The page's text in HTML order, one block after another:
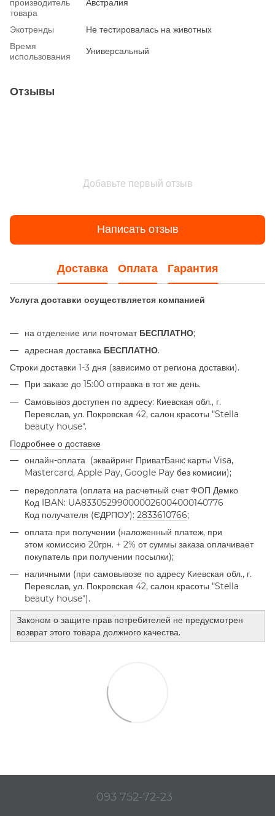
товара
Экотренды
Не тестировалась на животных
Время
использования
Универсальный
Отзывы
Добавьте первый отзыв
Написать отзыв
Доставка Оплата Гарантия
Услуга доставки осуществляется компанией
на отделение или почтомат БЕСПЛАТНО;
адресная доставка БЕСПЛАТНО.
Строки доставки 1-3 дня (зависимо от региона доставки).
При заказе до 15:00 отправка в тот же день.
Самовывоз доступен по адресу: Киевская обл., г.
Переяслав, ул. Покровская 42, салон красоты "Stella
beauty house".
Подробнее о доставке
онлайн-оплата (эквайринг ПриватБанк: карты Visa,
Mastercard, Apple Pay, Google Pay без комисии);
передоплата (оплата на расчетный счет ФОП Демко
Код IBAN: UA833052990000026004000140776
Код получателя (ЄДРПОУ): 2833610766;
оплата при получении (наложенный платеж, при
этом комиссию 20грн. + 2% от суммы заказа оплачивает
покупатель при получении посылки);
наличными (при самовывозе по адресу Киевская обл., г.
Переяслав, ул. Покровская 42, салон красоты "Stella
beauty house").
Законом о защите прав потребителей не предусмотрен
возврат этого товара должного качества.
093 752-72-23